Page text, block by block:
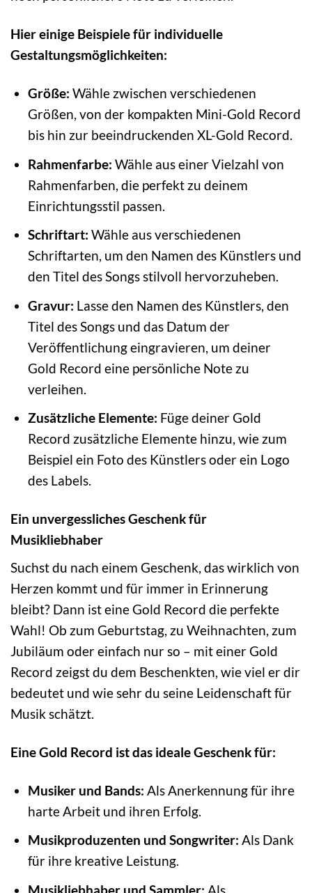
Hier einige Beispiele für individuelle
Gestaltungsmöglichkeiten:
Größe: Wähle zwischen verschiedenen
Größen, von der kompakten Mini-Gold Record
bis hin zur beeindruckenden XL-Gold Record.
Rahmenfarbe: Wähle aus einer Vielzahl von
Rahmenfarben, die perfekt zu deinem
Einrichtungsstil passen.
Schriftart: Wähle aus verschiedenen
Schriftarten, um den Namen des Künstlers und
den Titel des Songs stilvoll hervorzuheben.
Gravur: Lasse den Namen des Künstlers, den
Titel des Songs und das Datum der
Veröffentlichung eingravieren, um deiner
Gold Record eine persönliche Note zu
verleihen.
Zusätzliche Elemente: Füge deiner Gold
Record zusätzliche Elemente hinzu, wie zum
Beispiel ein Foto des Künstlers oder ein Logo
des Labels.
Ein unvergessliches Geschenk für
Musikliebhaber
Suchst du nach einem Geschenk, das wirklich von
Herzen kommt und für immer in Erinnerung
bleibt? Dann ist eine Gold Record die perfekte
Wahl! Ob zum Geburtstag, zu Weihnachten, zum
Jubiläum oder einfach nur so – mit einer Gold
Record zeigst du dem Beschenkten, wie viel er dir
bedeutet und wie sehr du seine Leidenschaft für
Musik schätzt.
Eine Gold Record ist das ideale Geschenk für:
Musiker und Bands: Als Anerkennung für ihre
harte Arbeit und ihren Erfolg.
Musikproduzenten und Songwriter: Als Dank
für ihre kreative Leistung.
Musikliebhaber und Sammler: Als